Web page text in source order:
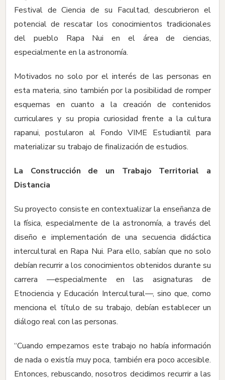
Festival de Ciencia de su Facultad, descubrieron el
potencial de rescatar los conocimientos tradicionales
del pueblo Rapa Nui en el área de ciencias,
especialmente en la astronomía.
Motivados no solo por el interés de las personas en
esta materia, sino también por la posibilidad de romper
esquemas en cuanto a la creación de contenidos
curriculares y su propia curiosidad frente a la cultura
rapanui, postularon al Fondo VIME Estudiantil para
materializar su trabajo de finalización de estudios.
La Construcción de un Trabajo Territorial a
Distancia
Su proyecto consiste en contextualizar la enseñanza de
la física, especialmente de la astronomía, a través del
diseño e implementación de una secuencia didáctica
intercultural en Rapa Nui. Para ello, sabían que no solo
debían recurrir a los conocimientos obtenidos durante su
carrera —especialmente en las asignaturas de
Etnociencia y Educación Intercultural—, sino que, como
menciona el título de su trabajo, debían establecer un
diálogo real con las personas.
“Cuando empezamos este trabajo no había información
de nada o existía muy poca, también era poco accesible.
Entonces, rebuscando, nosotros decidimos recurrir a las